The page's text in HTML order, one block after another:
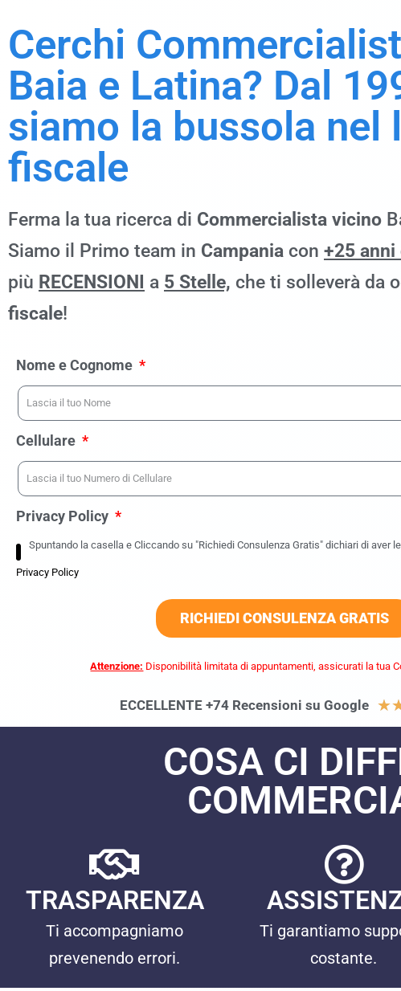
Cerchi
Baia e Latina? Dal
siamo la bussola nel
fiscale
Ferma la tua ricerca di Commercialista vicino
Siamo il Primo team in Campania con +25 anni
più RECENSIONI a 5 Stelle, che ti solleverà da
fiscale!
Nome e Cognome
Cellulare
Privacy Policy
Spuntando la casella e Cliccando su "Richiedi Consulenza Gratis" dichiari di aver
Privacy Policy
RICHIEDI CONSULENZA GRATIS
Attenzione: Disponibilità limitata di appuntamenti, assicurati la tua
ECCELLENTE +74 Recensioni su Google ★
COSA CI
TRASPARENZA
Ti accompagniamo
prevenendo errori.
Ti garantiamo
costante.